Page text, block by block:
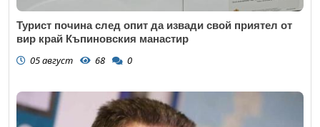
Турист почина след опит да извади свой приятел от
вир край Къпиновския манастир
05 август 68 0